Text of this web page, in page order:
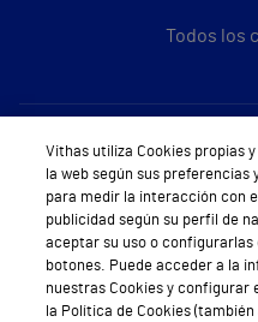
Todos los
Teléfono
Vithas utiliza Cookies propias
la web según sus
para medir la interacción con
publicidad según su perfil de
aceptar su uso o
botones. Puede acceder a la
nuestras Cookies y configurar
la Política de Cookies